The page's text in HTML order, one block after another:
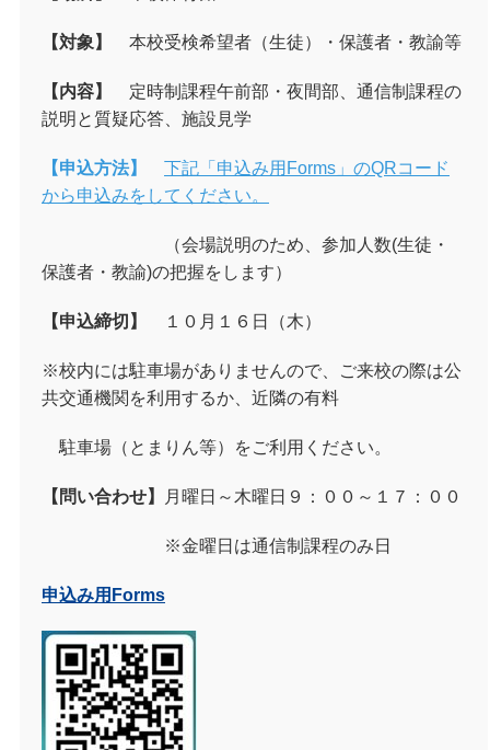
【対象】 本校受検希望者（生徒）・保護者・教諭等
【内容】
定時制課程午前部・夜間部、通信制課程の
説明と質疑応答、施設見学
【申込方法】
下記「申込み用Forms」のQRコード
から申込みをしてください。
（会場説明のため、参加人数(生徒・
保護者・教諭)の把握をします）
【申込締切】 １０月１６日（木）
※校内には駐車場がありませんので、ご来校の際は公
共交通機関を利用するか、近隣の有料
駐車場（とまりん等）をご利用ください。
【問い合わせ】 月曜日～木曜日９：００～１７：００
※金曜日は通信制課程のみ日
申込み用Forms